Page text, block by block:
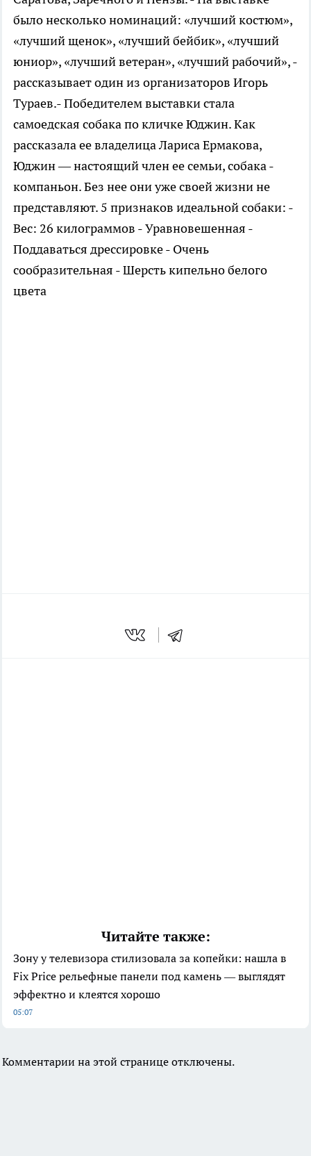
было несколько номинаций: «лучший костюм»,
«лучший щенок», «лучший бейбик», «лучший
юниор», «лучший ветеран», «лучший рабочий», -
рассказывает один из организаторов Игорь
Тураев.- Победителем выставки стала
самоедская собака по кличке Юджин. Как
рассказала ее владелица Лариса Ермакова,
Юджин — настоящий член ее семьи, собака -
компаньон. Без нее они уже своей жизни не
представляют. 5 признаков идеальной собаки: -
Вес: 26 килограммов - Уравновешенная -
Поддаваться дрессировке - Очень
сообразительная - Шерсть кипельно белого
цвета
Читайте также:
Зону у телевизора стилизовала за копейки: нашла в
Fix Price рельефные панели под камень — выглядят
эффектно и клеятся хорошо
05:07
Комментарии на этой странице отключены.